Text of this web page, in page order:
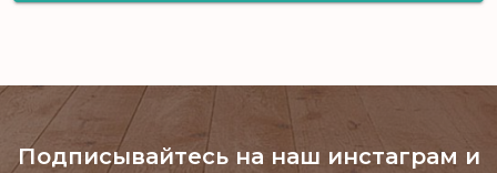
Подписывайтесь на наш инстаграм и